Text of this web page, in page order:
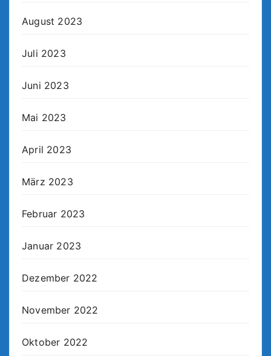
August 2023
Juli 2023
Juni 2023
Mai 2023
April 2023
März 2023
Februar 2023
Januar 2023
Dezember 2022
November 2022
Oktober 2022